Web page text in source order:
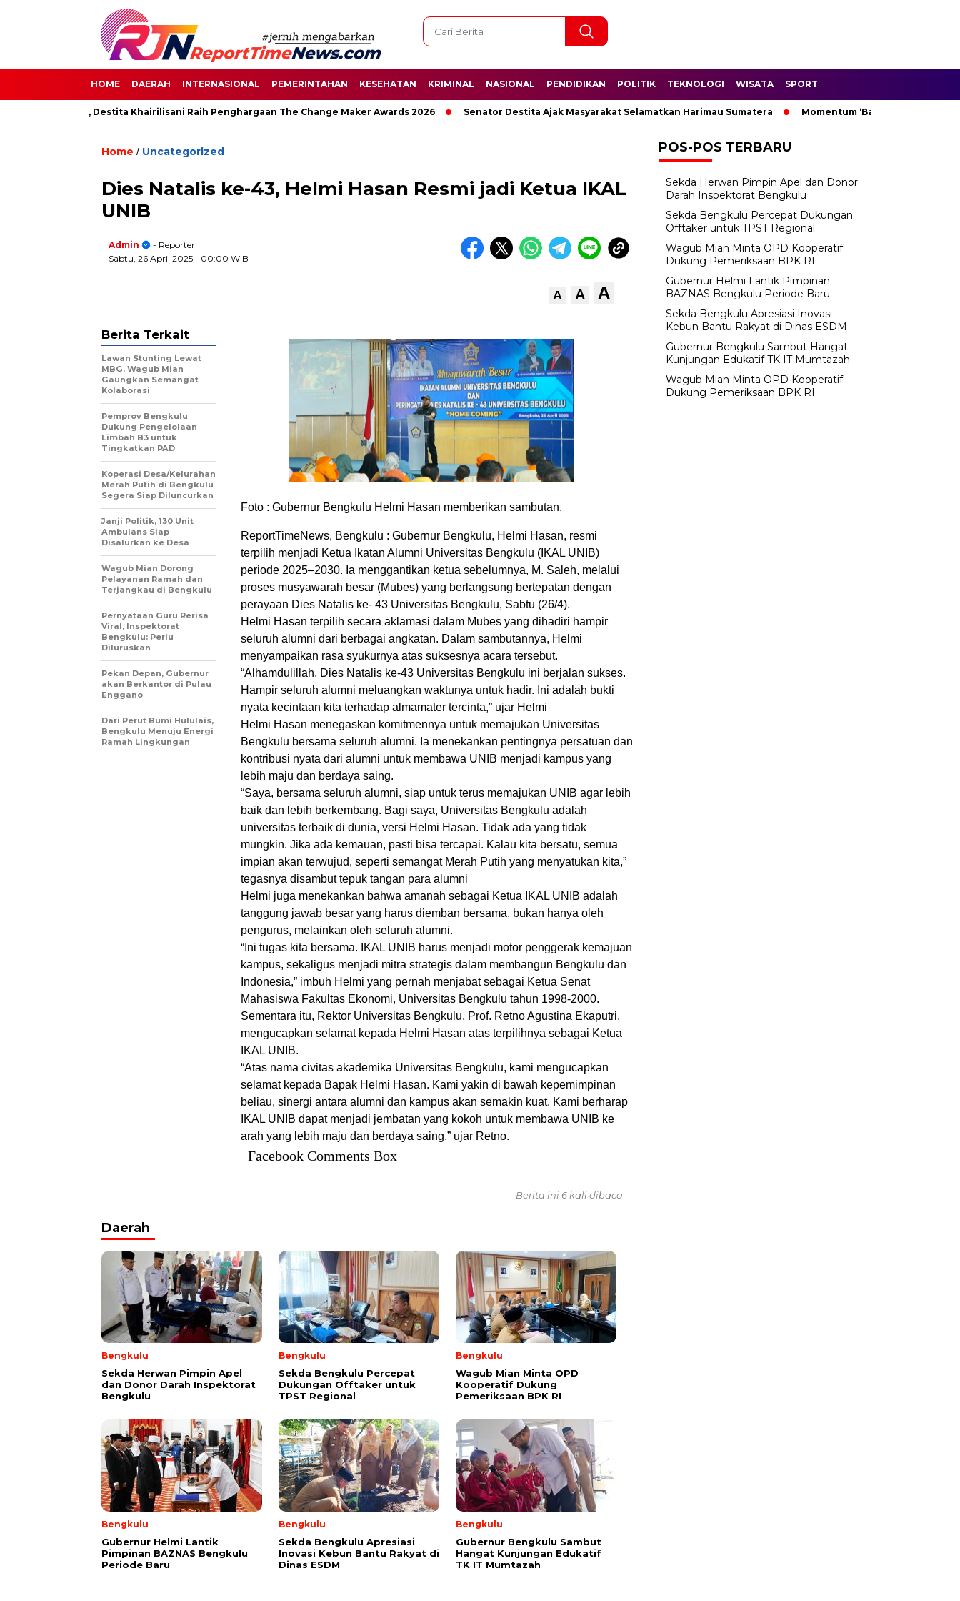
HOME DAERAH INTERNASIONAL PEMERINTAHAN KESEHATAN KRIMINAL NASIONAL PENDIDIKAN POLITIK TEKNOLOGI WISATA SPORT
di Senayan, Destita Khairilisani Raih Penghargaan The Change Maker Awards 2026 Senator Destita Ajak Masyarakat Selamatkan Harimau Sumatera Momentum ‘Bantu Rakyat’: Wagub
Home / Uncategorized
Dies Natalis ke-43, Helmi Hasan Resmi jadi Ketua IKAL
UNIB
Admin
- Reporter
Sabtu, 26 April 2025 - 00:00 WIB
A A A
Foto : Gubernur Bengkulu Helmi Hasan memberikan sambutan.
ReportTimeNews, Bengkulu : Gubernur Bengkulu, Helmi Hasan, resmi
terpilih menjadi Ketua Ikatan Alumni Universitas Bengkulu (IKAL UNIB)
periode 2025–2030. Ia menggantikan ketua sebelumnya, M. Saleh, melalui
proses musyawarah besar (Mubes) yang berlangsung bertepatan dengan
perayaan Dies Natalis ke- 43 Universitas Bengkulu, Sabtu (26/4).
Helmi Hasan terpilih secara aklamasi dalam Mubes yang dihadiri hampir
seluruh alumni dari berbagai angkatan. Dalam sambutannya, Helmi
menyampaikan rasa syukurnya atas suksesnya acara tersebut.
“Alhamdulillah, Dies Natalis ke-43 Universitas Bengkulu ini berjalan sukses.
Hampir seluruh alumni meluangkan waktunya untuk hadir. Ini adalah bukti
nyata kecintaan kita terhadap almamater tercinta,” ujar Helmi
Helmi Hasan menegaskan komitmennya untuk memajukan Universitas
Bengkulu bersama seluruh alumni. Ia menekankan pentingnya persatuan dan
kontribusi nyata dari alumni untuk membawa UNIB menjadi kampus yang
lebih maju dan berdaya saing.
“Saya, bersama seluruh alumni, siap untuk terus memajukan UNIB agar lebih
baik dan lebih berkembang. Bagi saya, Universitas Bengkulu adalah
universitas terbaik di dunia, versi Helmi Hasan. Tidak ada yang tidak
mungkin. Jika ada kemauan, pasti bisa tercapai. Kalau kita bersatu, semua
impian akan terwujud, seperti semangat Merah Putih yang menyatukan kita,”
tegasnya disambut tepuk tangan para alumni
Helmi juga menekankan bahwa amanah sebagai Ketua IKAL UNIB adalah
tanggung jawab besar yang harus diemban bersama, bukan hanya oleh
pengurus, melainkan oleh seluruh alumni.
“Ini tugas kita bersama. IKAL UNIB harus menjadi motor penggerak kemajuan
kampus, sekaligus menjadi mitra strategis dalam membangun Bengkulu dan
Indonesia,” imbuh Helmi yang pernah menjabat sebagai Ketua Senat
Mahasiswa Fakultas Ekonomi, Universitas Bengkulu tahun 1998-2000.
Sementara itu, Rektor Universitas Bengkulu, Prof. Retno Agustina Ekaputri,
mengucapkan selamat kepada Helmi Hasan atas terpilihnya sebagai Ketua
IKAL UNIB.
“Atas nama civitas akademika Universitas Bengkulu, kami mengucapkan
selamat kepada Bapak Helmi Hasan. Kami yakin di bawah kepemimpinan
beliau, sinergi antara alumni dan kampus akan semakin kuat. Kami berharap
IKAL UNIB dapat menjadi jembatan yang kokoh untuk membawa UNIB ke
arah yang lebih maju dan berdaya saing,” ujar Retno.
Facebook Comments Box
Berita Terkait
Lawan Stunting Lewat
MBG, Wagub Mian
Gaungkan Semangat
Kolaborasi
Pemprov Bengkulu
Dukung Pengelolaan
Limbah B3 untuk
Tingkatkan PAD
Koperasi Desa/Kelurahan
Merah Putih di Bengkulu
Segera Siap Diluncurkan
Janji Politik, 130 Unit
Ambulans Siap
Disalurkan ke Desa
Wagub Mian Dorong
Pelayanan Ramah dan
Terjangkau di Bengkulu
Pernyataan Guru Rerisa
Viral, Inspektorat
Bengkulu: Perlu
Diluruskan
Pekan Depan, Gubernur
akan Berkantor di Pulau
Enggano
Dari Perut Bumi Hululais,
Bengkulu Menuju Energi
Ramah Lingkungan
Berita ini 6 kali dibaca
Daerah
Bengkulu
Sekda Herwan Pimpin Apel
dan Donor Darah Inspektorat
Bengkulu
Bengkulu
Sekda Bengkulu Percepat
Dukungan Offtaker untuk
TPST Regional
Bengkulu
Wagub Mian Minta OPD
Kooperatif Dukung
Pemeriksaan BPK RI
Bengkulu
Gubernur Helmi Lantik
Pimpinan BAZNAS Bengkulu
Periode Baru
Bengkulu
Sekda Bengkulu Apresiasi
Inovasi Kebun Bantu Rakyat di
Dinas ESDM
Bengkulu
Gubernur Bengkulu Sambut
Hangat Kunjungan Edukatif
TK IT Mumtazah
POS-POS TERBARU
Sekda Herwan Pimpin Apel dan Donor
Darah Inspektorat Bengkulu
Sekda Bengkulu Percepat Dukungan
Offtaker untuk TPST Regional
Wagub Mian Minta OPD Kooperatif
Dukung Pemeriksaan BPK RI
Gubernur Helmi Lantik Pimpinan
BAZNAS Bengkulu Periode Baru
Sekda Bengkulu Apresiasi Inovasi
Kebun Bantu Rakyat di Dinas ESDM
Gubernur Bengkulu Sambut Hangat
Kunjungan Edukatif TK IT Mumtazah
Wagub Mian Minta OPD Kooperatif
Dukung Pemeriksaan BPK RI